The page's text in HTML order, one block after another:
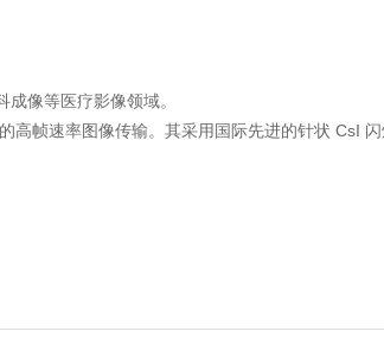
像等医疗影像领域。
帧速率图像传输。其采用国际先进的针状 CsI